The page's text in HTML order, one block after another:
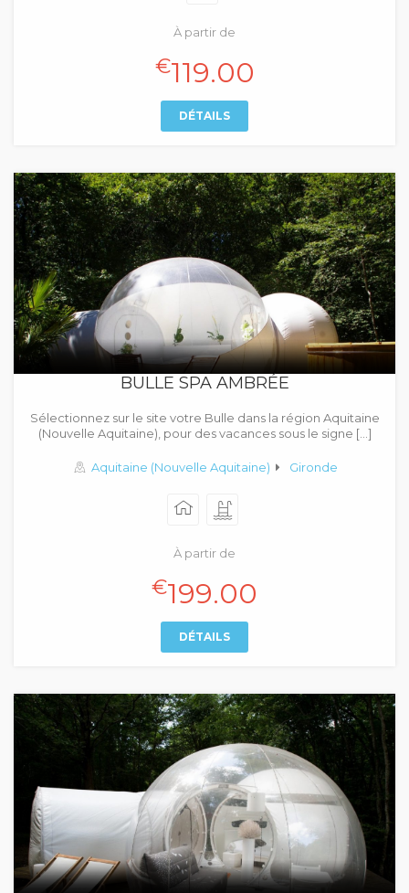
À partir de
€119.00
DÉTAILS
BULLE SPA AMBRÉE
Sélectionnez sur le site votre Bulle dans la région Aquitaine
(Nouvelle Aquitaine), pour des vacances sous le signe […]
Aquitaine (Nouvelle Aquitaine) Gironde
À partir de
€199.00
DÉTAILS